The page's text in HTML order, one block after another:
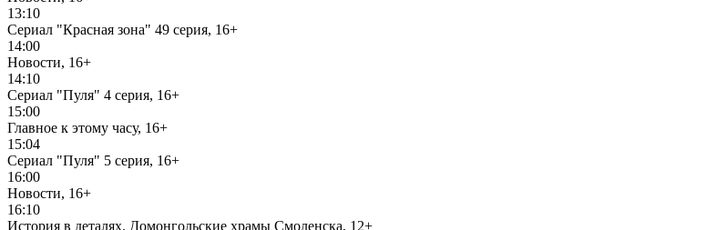
13:10
Сериал "Красная зона" 49 серия, 16+
14:00
Новости, 16+
14:10
Сериал "Пуля" 4 серия, 16+
15:00
Главное к этому часу, 16+
15:04
Сериал "Пуля" 5 серия, 16+
16:00
Новости, 16+
16:10
История в деталях. Домонгольские храмы Смоленска, 12+